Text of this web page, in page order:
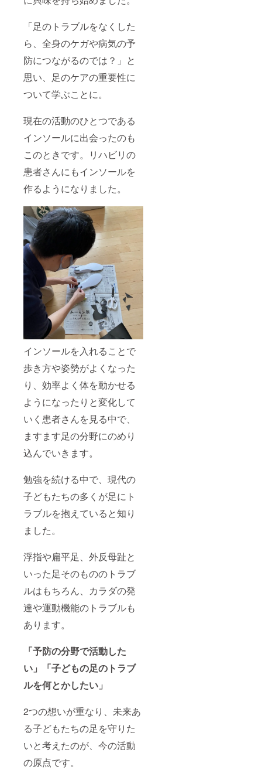
「足のトラブルをなくした
ら、全身のケガや病気の予
防につながるのでは？」と
思い、足のケアの重要性に
ついて学ぶことに。
現在の活動のひとつである
インソールに出会ったのも
このときです。リハビリの
患者さんにもインソールを
作るようになりました。
インソールを入れることで
歩き方や姿勢がよくなった
り、効率よく体を動かせる
ようになったりと変化して
いく患者さんを見る中で、
ますます足の分野にのめり
込んでいきます。
勉強を続ける中で、現代の
子どもたちの多くが足にト
ラブルを抱えていると知り
ました。
浮指や扁平足、外反母趾と
いった足そのもののトラブ
ルはもちろん、カラダの発
達や運動機能のトラブルも
あります。
「予防の分野で活動した
い」「子どもの足のトラブ
ルを何とかしたい」
2つの想いが重なり、未来あ
る子どもたちの足を守りた
いと考えたのが、今の活動
の原点です。